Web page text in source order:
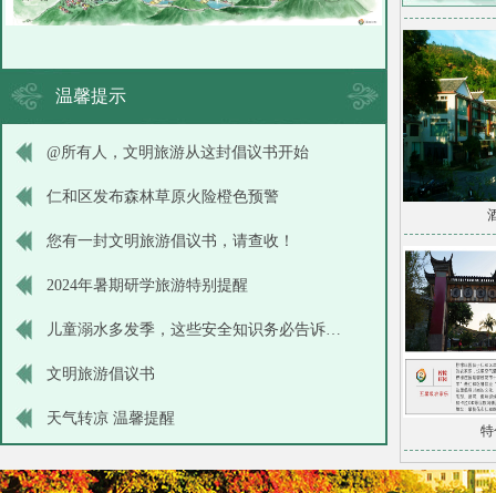
温馨提示
@所有人，文明旅游从这封倡议书开始
仁和区发布森林草原火险橙色预警
您有一封文明旅游倡议书，请查收！
2024年暑期研学旅游特别提醒
儿童溺水多发季，这些安全知识务必告诉孩子！
文明旅游倡议书
天气转凉 温馨提醒